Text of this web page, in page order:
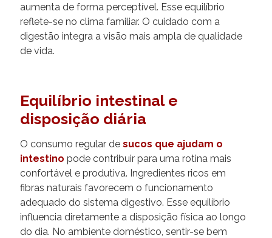
aumenta de forma perceptível. Esse equilíbrio
reflete-se no clima familiar. O cuidado com a
digestão integra a visão mais ampla de qualidade
de vida.
Equilíbrio intestinal e
disposição diária
O consumo regular de sucos que ajudam o
intestino pode contribuir para uma rotina mais
confortável e produtiva. Ingredientes ricos em
fibras naturais favorecem o funcionamento
adequado do sistema digestivo. Esse equilíbrio
influencia diretamente a disposição física ao longo
do dia. No ambiente doméstico, sentir-se bem